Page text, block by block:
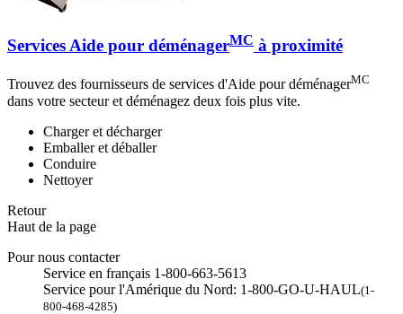
Services Aide pour déménagerMC à proximité
Trouvez des fournisseurs de services d'Aide pour déménagerMC
dans votre secteur et déménagez deux fois plus vite.
Charger et décharger
Emballer et déballer
Conduire
Nettoyer
Retour
Haut de la page
Pour nous contacter
Service en français 1-800-663-5613
Service pour l'Amérique du Nord: 1-800-GO-U-HAUL(1-
800-468-4285)